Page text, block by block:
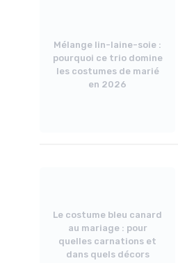
Mélange lin-laine-soie :
pourquoi ce trio domine
les costumes de marié
en 2026
Le costume bleu canard
au mariage : pour
quelles carnations et
dans quels décors